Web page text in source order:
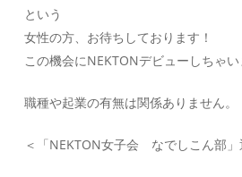
という
女性の方、お待ちしております！
この機会にNEKTONデビューしちゃい
職種や起業の有無は関係ありません。
＜「NEKTON女子会 なでしこん部」